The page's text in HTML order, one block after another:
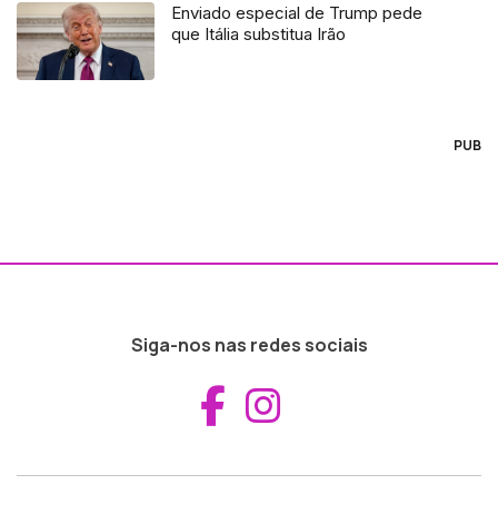
Enviado especial de Trump pede
que Itália substitua Irão
PUB
Siga-nos nas redes sociais
Aceder ao